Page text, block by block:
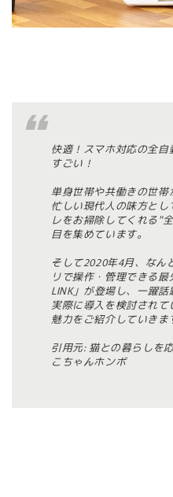
快適！スマホ対応の全自
すごい！
単身世帯や共働きの世帯
忙しい現代人の味方と
レをお掃除してくれる"
目を集めています。
そして2020年4月、なん
リで操作・管理できる
LINK」が登場し、一躍話
実際に導入を検討されて
魅力をご紹介していきま
引用元: 猫との暮らしを
こちゃんホンポ